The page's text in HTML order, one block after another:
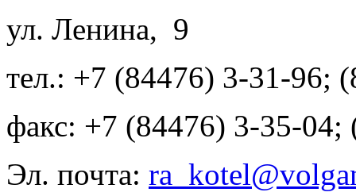
ул. Ленина, 9
тел.: +7 (84476) 3-31-96;
факс: +7 (84476) 3-35-04;
Эл. почта: